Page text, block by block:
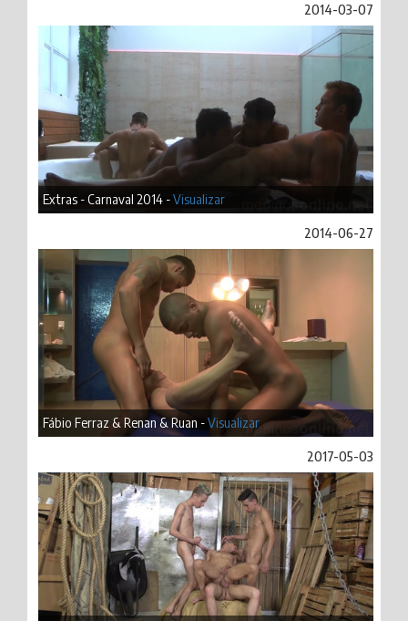
2014-03-07
Extras - Carnaval 2014 -Visualizar
2014-06-27
Fábio Ferraz & Renan & Ruan -Visualizar
2017-05-03